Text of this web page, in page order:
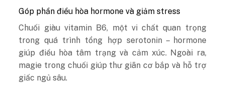
Góp phần điều hòa hormone và giảm stress
Chuối giàu vitamin B6, một vi chất quan trọng
trong quá trình tổng hợp serotonin – hormone
giúp điều hòa tâm trạng và cảm xúc. Ngoài ra,
magie trong chuối giúp thư giãn cơ bắp và hỗ trợ
giấc ngủ sâu.